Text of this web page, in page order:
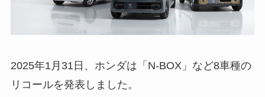
2025年1月31日、ホンダは「N-BOX」など8車種の
リコールを発表しました。